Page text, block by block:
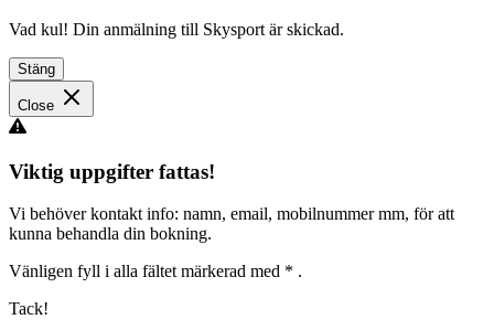
Vad kul! Din anmälning till Skysport är skickad.
Stäng
Close
Viktig uppgifter fattas!
Vi behöver kontakt info: namn, email, mobilnummer mm, för att
kunna behandla din bokning.
Vänligen fyll i alla fältet märkerad med * .
Tack!